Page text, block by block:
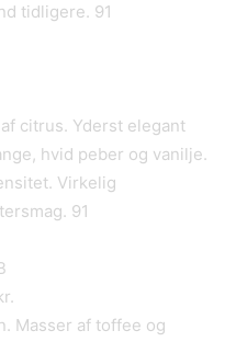
tidligere. 91
citrus. Yderst elegant
hvid peber og vanilje.
Virkelig
91
Masser af toffee og